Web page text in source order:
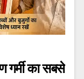
गर्मी का सबसे